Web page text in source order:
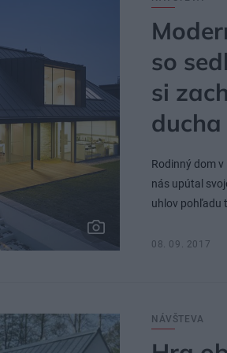
so
si
ducha
Rodinný dom
nás upútal
uhlov pohľadu
08. 09. 2017
NÁVŠTEVA